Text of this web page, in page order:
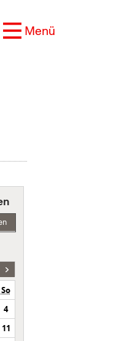
Menü
So
4
11